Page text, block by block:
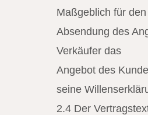
Maßgeblich für
Absendung des
Verkäufer das
Angebot des
seine
2.4 Der